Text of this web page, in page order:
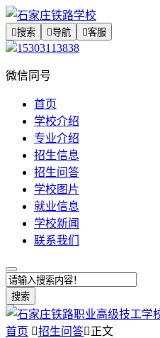
搜索 导航 客服
15303113838
微信同号
首页
学校介绍
专业介绍
招生信息
招生问答
学校图片
就业信息
学校新闻
联系我们
搜索
首页 招生问答正文